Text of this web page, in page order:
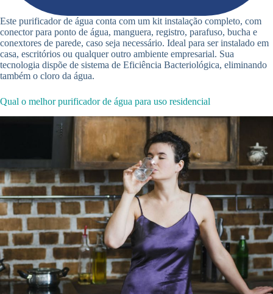
Este purificador de água conta com um kit instalação completo, com
conector para ponto de água, manguera, registro, parafuso, bucha e
conextores de parede, caso seja necessário. Ideal para ser instalado em
casa, escritórios ou qualquer outro ambiente empresarial. Sua
tecnologia dispõe de sistema de Eficiência Bacteriológica, eliminando
também o cloro da água.
Qual o melhor purificador de água para uso residencial